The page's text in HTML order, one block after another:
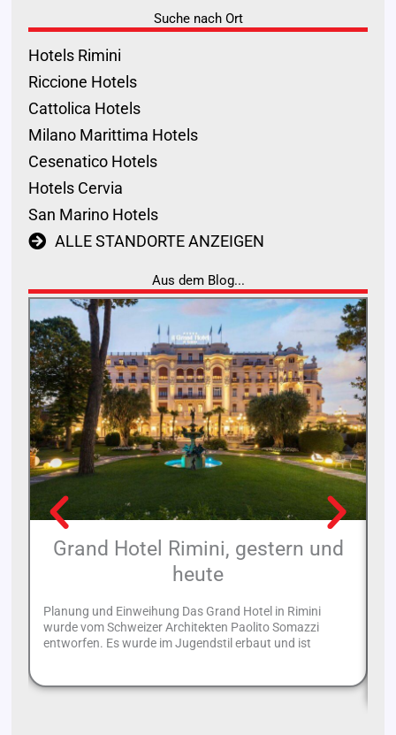
Suche nach Ort
Hotels Rimini
Riccione Hotels
Cattolica Hotels
Milano Marittima Hotels
Cesenatico Hotels
Hotels Cervia
San Marino Hotels
ALLE STANDORTE ANZEIGEN
Aus dem Blog...
Grand Hotel Rimini, gestern und
heute
Planung und Einweihung Das Grand Hotel in Rimini
wurde vom Schweizer Architekten Paolito Somazzi
entworfen. Es wurde im Jugendstil erbaut und ist